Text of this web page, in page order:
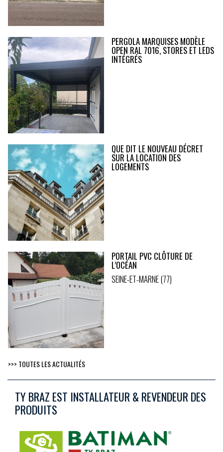
PERGOLA MARQUISES MODÈLE
OPEN RAL 7016, STORES ET LEDS
INTÉGRÉS
QUE DIT LE NOUVEAU DÉCRET
SUR LA LOCATION DES
LOGEMENTS
PORTAIL PVC CLÔTURE DE
L’OCÉAN
SEINE-ET-MARNE (77)
>>> TOUTES LES ACTUALITÉS
TY BRAZ EST INSTALLATEUR & REVENDEUR DES
PRODUITS